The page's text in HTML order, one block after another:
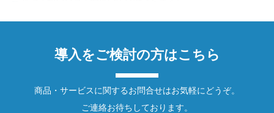
導入をご検討の方はこちら
商品・サービスに関するお問合せはお気軽にどうぞ。
ご連絡お待ちしております。